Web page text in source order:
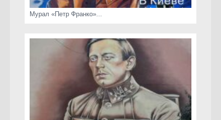
Мурал «Петр Франко»...